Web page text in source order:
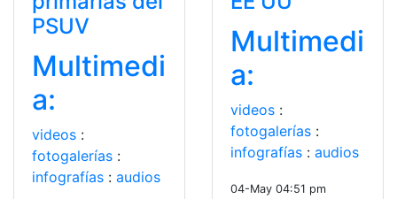
PSUV
Multimedi
a:
videos :
fotogalerías :
infografías : audios
Multimedi
a:
videos :
fotogalerías :
infografías : audios
04-May 04:51 pm